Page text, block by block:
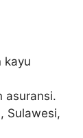
kayu
asuransi.
Sulawesi,